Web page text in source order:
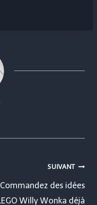
SUIVANT
Commandez des idées
Willy Wonka déjà